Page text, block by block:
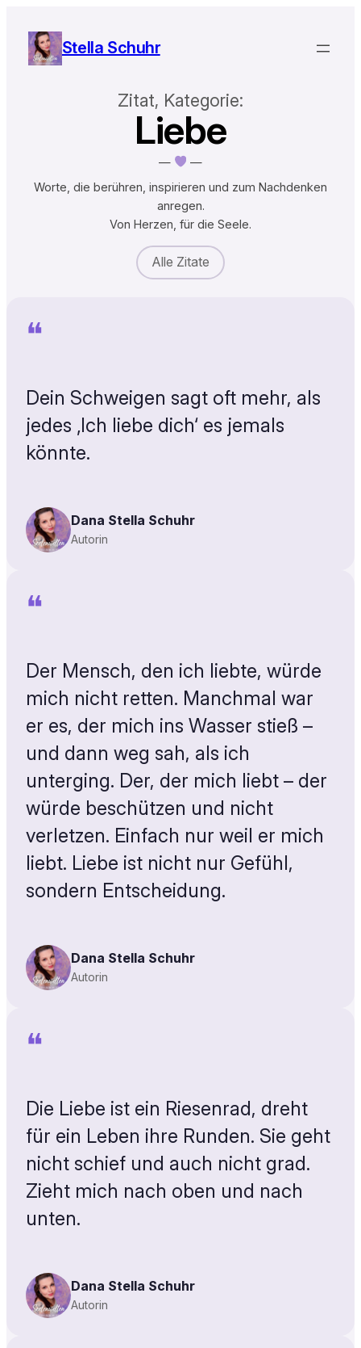
Stella Schuhr
Zitat, Kategorie:
Liebe
—
—
Worte, die berühren, inspirieren und zum Nachdenken
anregen.
Von Herzen, für die Seele.
Alle Zitate
❝
Dein Schweigen sagt oft mehr, als
jedes ‚Ich liebe dich‘ es jemals
könnte.
Dana Stella Schuhr
Autorin
❝
Der Mensch, den ich liebte, würde
mich nicht retten. Manchmal war
er es, der mich ins Wasser stieß –
und dann weg sah, als ich
unterging. Der, der mich liebt – der
würde beschützen und nicht
verletzen. Einfach nur weil er mich
liebt. Liebe ist nicht nur Gefühl,
sondern Entscheidung.
Dana Stella Schuhr
Autorin
❝
Die Liebe ist ein Riesenrad, dreht
für ein Leben ihre Runden. Sie geht
nicht schief und auch nicht grad.
Zieht mich nach oben und nach
unten.
Dana Stella Schuhr
Autorin